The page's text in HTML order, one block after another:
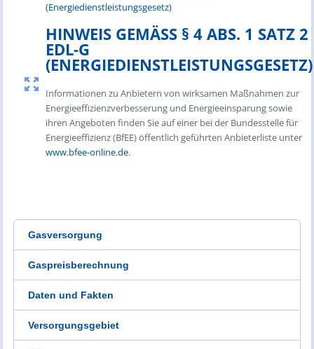
(Energiedienstleistungsgesetz)
HINWEIS GEMÄSS § 4 ABS. 1 SATZ 2 E
DL-G (
ENERGIEDIENSTLEISTUNGSGESETZ)
Informationen zu Anbietern von wirksamen Maßnahmen zur
Energieeffizienzverbesserung und Energieeinsparung sowie
ihren Angeboten finden Sie auf einer bei der Bundesstelle für
Energieeffizienz (BfEE) öffentlich geführten Anbieterliste unter
www.bfee-online.de.
Gasversorgung
Gaspreisberechnung
Daten und Fakten
Versorgungsgebiet